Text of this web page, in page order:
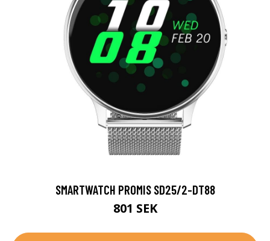
SMARTWATCH PROMIS SD25/2-DT88
801 SEK